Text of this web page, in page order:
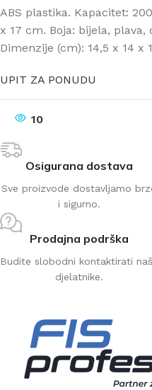
ABS plastika. Kapacitet:
x 17 cm. Boja: bijela, plava,
Dimenzije (cm): 14,5 x 14 x
UPIT ZA PONUDU
10
Osigurana dostava
Sve proizvode dostavljamo
i sigurno.
Prodajna podrška
Budite slobodni kontaktirati
djelatnike.